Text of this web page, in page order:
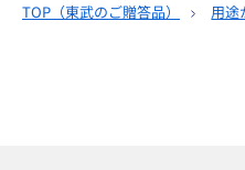
TOP（東武のご贈答品） 用途